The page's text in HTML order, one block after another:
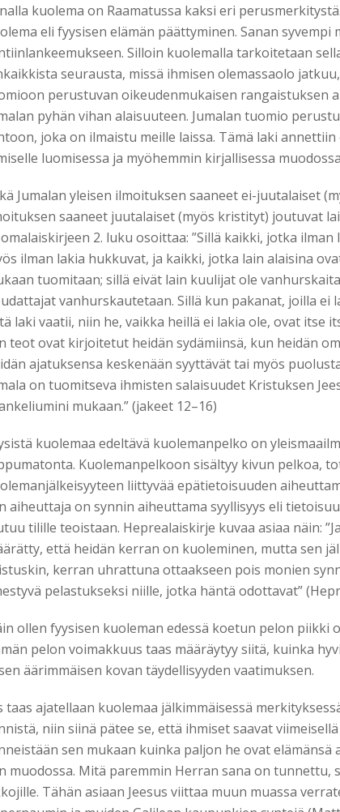
kuolema on Raamatussa kaksi eri
eli fyysisen elämän päättyminen. Sanan syvempi
Silloin kuolemalla tarkoitetaan
seurausta, missä ihmisen olemassaolo
perustuvan oikeudenmukaisen rangaistuksen
pyhän vihan alaisuuteen. Jumalan tuomio
joka on ilmaistu meille laissa. Tämä laki
luomisessa ja myöhemmin kirjallisessa
Jumalan yleisen ilmoituksen saaneet ei-juutalaiset
saaneet juutalaiset (myös kristityt) joutuvat
2. luku osoittaa: ”Sillä kaikki, jotka
ilman lakia hukkuvat, ja kaikki, jotka lain alaisina
tuomitaan; sillä eivät lain kuulijat ole
vanhurskautetaan. Sillä kun pakanat, joilla ei
laki vaatii, niin he, vaikka heillä ei lakia ole, ovat itse
teot ovat kirjoitetut heidän sydämiinsä, kun heidän
ajatuksensa keskenään syyttävät tai myös
on tuomitseva ihmisten salaisuudet Kristuksen
mukaan.” (jakeet 12–16)
kuolemaa edeltävä kuolemanpelko on
Kuolemanpelkoon sisältyy kivun pelkoa,
liittyvää epätietoisuuden
aiheuttaja on synnin aiheuttama syyllisyys eli
tilille teoistaan. Heprealaiskirje kuvaa asiaa näin:
että heidän kerran on kuoleminen, mutta sen
kerran uhrattuna ottaakseen pois monien
pelastukseksi niille, jotka häntä odottavat”
ollen fyysisen kuoleman edessä koetun pelon piikki
pelon voimakkuus taas määräytyy siitä, kuinka
äärimmäisen kovan täydellisyyden vaatimuksen.
taas ajatellaan kuolemaa jälkimmäisessä
niin siinä pätee se, että ihmiset saavat
sen mukaan kuinka paljon he ovat elämänsä
muodossa. Mitä paremmin Herran sana on tunnettu,
Tähän asiaan Jeesus viittaa muun muassa